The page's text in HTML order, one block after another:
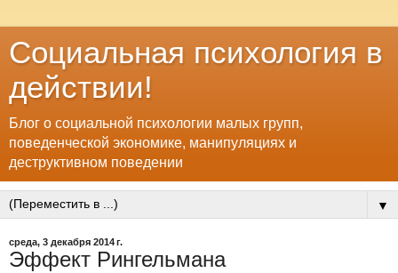
Социальная психология в
действии!
Блог о социальной психологии малых групп,
поведенческой экономике, манипуляциях и
деструктивном поведении
▼
среда, 3 декабря 2014 г.
Эффект Рингельмана